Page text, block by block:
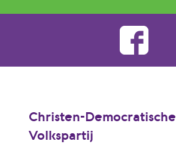
Christen-Democratische
Volkspartij